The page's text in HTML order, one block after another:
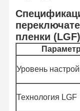
пленки (LGF)
Параметр
Уровень
Технология LGF